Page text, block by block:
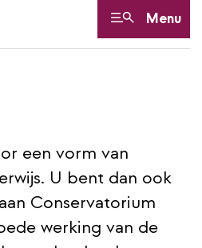
Menu
een vorm van
U bent dan ook
Conservatorium
werking van de